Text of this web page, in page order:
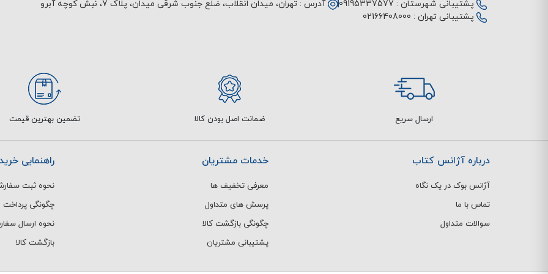
پشتیبانی شهرستان : 09195337577
پشتیبانی تهران : 02166408000
آدرس : تهران، میدان انقلاب، ضلع جنوب شرقی میدان، پلاک 7، نبش کوچه آبرو
ارسال سریع ضمانت اصل بودن کالا تضمین بهترین قیمت
درباره آژانس کتاب
آژانس بوک در یک نگاه
تماس با ما
سوالات متداول
خدمات مشتریان
معرفی تخفیف ها
پرسش های متداول
چگونگی بازگشت کالا
پشتیبانی مشتریان
راهنمایی
نحوه ثبت
چگونگی پرداخت
نحوه ارسال
بازگشت کالا